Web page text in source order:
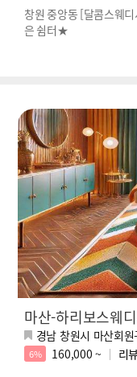
창원 중앙동 [달콤스웨
은 쉼터★
마산-하리보스웨
경남 창원시 마산회
6% 160,000 ~ 리